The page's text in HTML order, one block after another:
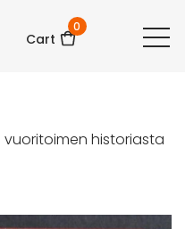
Cart
0
vuoritoimen historiasta